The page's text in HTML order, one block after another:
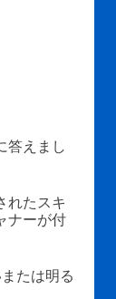
答えまし
れたスキ
ナーが付
たは明る